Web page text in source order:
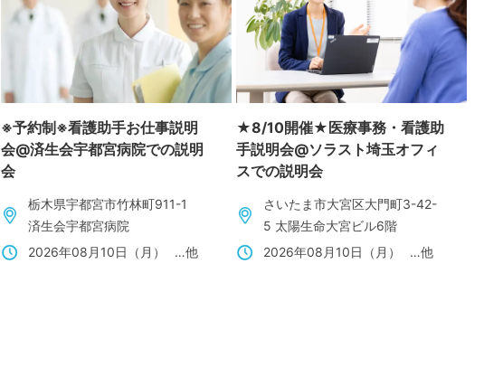
※予約制※看護助手お仕事説明
会@済生会宇都宮病院での説明
会
栃木県宇都宮市竹林町911-1
済生会宇都宮病院
2026年08月10日（月）
…他
★8/10開催★医療事務・看護助
手説明会@ソラスト埼玉オフィ
スでの説明会
さいたま市大宮区大門町3-42-
5 太陽生命大宮ビル6階
2026年08月10日（月）
…他